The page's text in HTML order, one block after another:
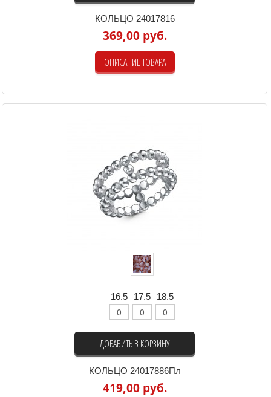
КОЛЬЦО 24017816
369,00 руб.
ОПИСАНИЕ ТОВАРА
16.5 17.5 18.5
ДОБАВИТЬ В КОРЗИНУ
КОЛЬЦО 24017886Пл
419,00 руб.